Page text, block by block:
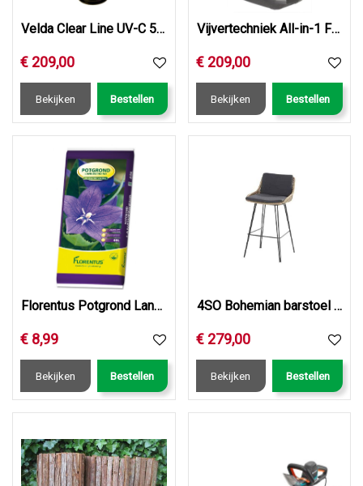
Velda Clear Line UV-C 55 Watt
€ 209,00
Bekijken Bestellen
Vijvertechniek All-in-1 Filter Fountain
€ 209,00
Bekijken Bestellen
Florentus Potgrond Langwerkend 40L
€ 8,99
Bekijken Bestellen
4SO Bohemian barstoel naturel, incl. 2 kussens
€ 279,00
Bekijken Bestellen